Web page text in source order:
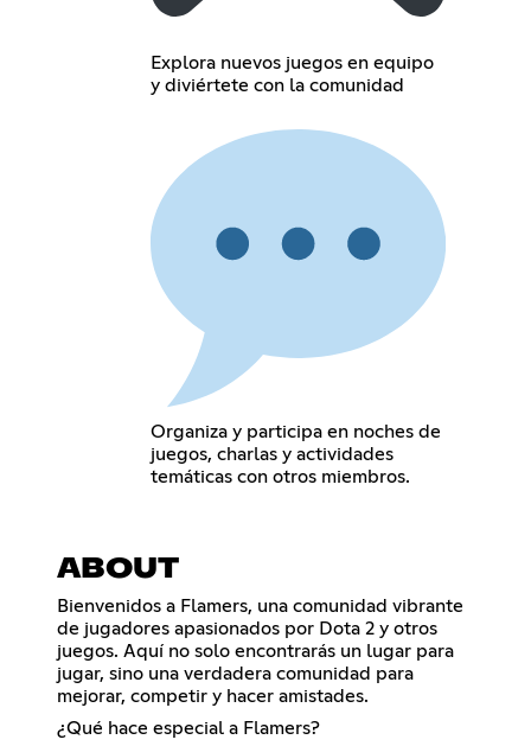
Explora nuevos juegos en equipo
y diviértete con la comunidad
Organiza y participa en noches de
juegos, charlas y actividades
temáticas con otros miembros.
ABOUT
Bienvenidos a Flamers, una comunidad vibrante
de jugadores apasionados por Dota 2 y otros
juegos. Aquí no solo encontrarás un lugar para
jugar, sino una verdadera comunidad para
mejorar, competir y hacer amistades.
¿Qué hace especial a Flamers?